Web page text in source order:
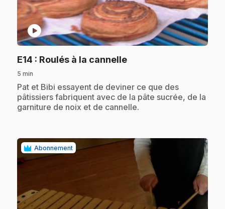
play_circle
E14 : Roulés à la cannelle.
5 min
.Pat et Bibi essayent de deviner ce que des
pâtissiers fabriquent avec de la pâte sucrée, de la
garniture de noix et de cannelle.
Abonnement